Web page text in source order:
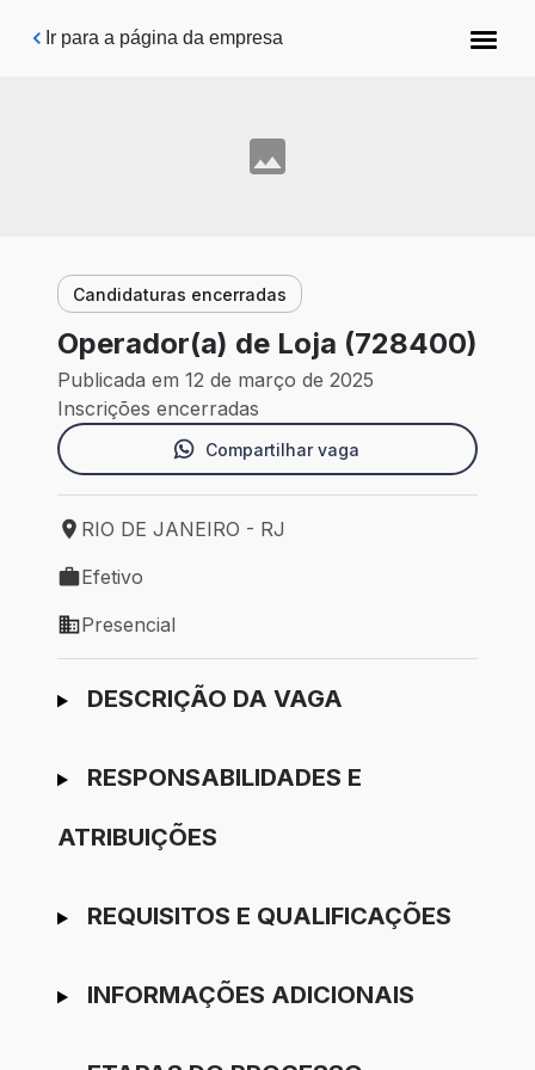
Pular para o conteúdo principal
Ir para a página da empresa
Candidaturas encerradas
Operador(a) de Loja (728400)
Publicada em 12 de março de 2025
Inscrições encerradas
Compartilhar vaga
Local de trabalho: RIO DE JANEIRO - RJ
RIO DE JANEIRO - RJ
Tipo de vaga: Efetivo
Efetivo
Modelo de trabalho: Presencial
Presencial
Ir para candidatura
DESCRIÇÃO DA VAGA
RESPONSABILIDADES E
ATRIBUIÇÕES
REQUISITOS E QUALIFICAÇÕES
INFORMAÇÕES ADICIONAIS